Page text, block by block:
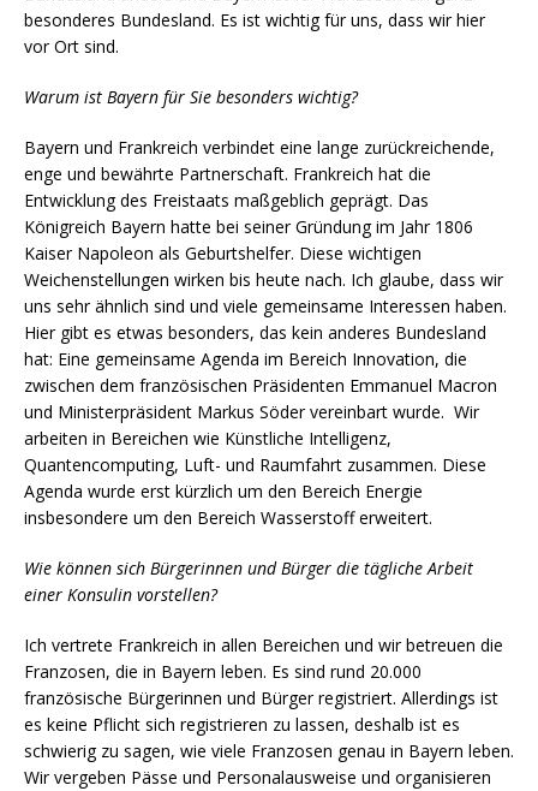
besonderes Bundesland. Es ist wichtig für uns, dass wir hier
vor Ort sind.
Warum ist Bayern für Sie besonders wichtig?
Bayern und Frankreich verbindet eine lange zurückreichende,
enge und bewährte Partnerschaft. Frankreich hat die
Entwicklung des Freistaats maßgeblich geprägt. Das
Königreich Bayern hatte bei seiner Gründung im Jahr 1806
Kaiser Napoleon als Geburtshelfer. Diese wichtigen
Weichenstellungen wirken bis heute nach. Ich glaube, dass wir
uns sehr ähnlich sind und viele gemeinsame Interessen haben.
Hier gibt es etwas besonders, das kein anderes Bundesland
hat: Eine gemeinsame Agenda im Bereich Innovation, die
zwischen dem französischen Präsidenten Emmanuel Macron
und Ministerpräsident Markus Söder vereinbart wurde. Wir
arbeiten in Bereichen wie Künstliche Intelligenz,
Quantencomputing, Luft- und Raumfahrt zusammen. Diese
Agenda wurde erst kürzlich um den Bereich Energie
insbesondere um den Bereich Wasserstoff erweitert.
Wie können sich Bürgerinnen und Bürger die tägliche Arbeit
einer Konsulin vorstellen?
Ich vertrete Frankreich in allen Bereichen und wir betreuen die
Franzosen, die in Bayern leben. Es sind rund 20.000
französische Bürgerinnen und Bürger registriert. Allerdings ist
es keine Pflicht sich registrieren zu lassen, deshalb ist es
schwierig zu sagen, wie viele Franzosen genau in Bayern leben.
Wir vergeben Pässe und Personalausweise und organisieren